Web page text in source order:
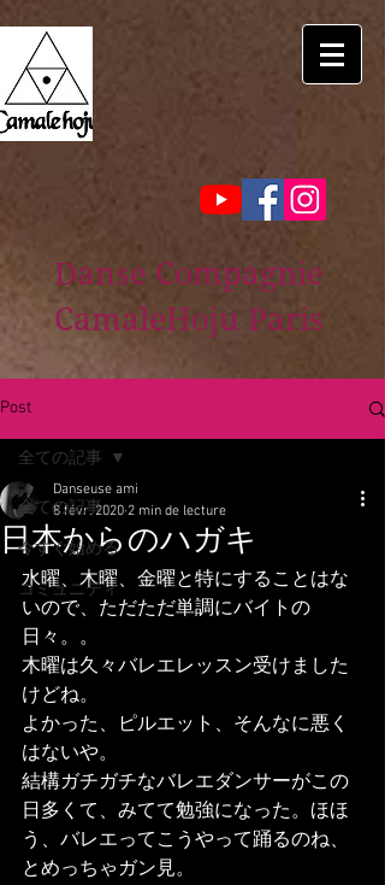
Danse Compagnie
CamaleHoju Paris
Post
全ての記事
今すぐ始める
コミュニティ
全ての記事
日本からのハガキ
Danseuse ami
8 févr. 2020 2 min de lecture
水曜、木曜、金曜と特にすることはな
いので、ただただ単調にバイトの
日々。。
木曜は久々バレエレッスン受けました
けどね。
よかった、ピルエット、そんなに悪く
はないや。
結構ガチガチなバレエダンサーがこの
日多くて、みてて勉強になった。ほほ
う、バレエってこうやって踊るのね、
とめっちゃガン見。